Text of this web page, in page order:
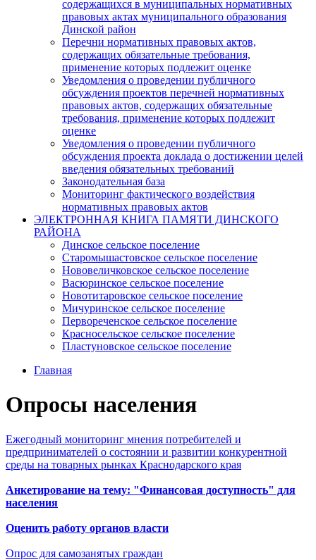
содержащихся в муниципальных нормативных
правовых актах муниципального образования
Динской район
Перечни нормативных правовых актов,
содержащих обязательные требования,
применение которых подлежит оценке
Уведомления о проведении публичного
обсуждения проектов перечней нормативных
правовых актов, содержащих обязательные
требования, применение которых подлежит
оценке
Уведомления о проведении публичного
обсуждения проекта доклада о достижении целей
введения обязательных требований
Законодательная база
Мониторинг фактического воздействия
нормативных правовых актов
ЭЛЕКТРОННАЯ КНИГА ПАМЯТИ ДИНСКОГО
РАЙОНА
Динское сельское поселение
Старомышастовское сельское поселение
Нововеличковское сельское поселение
Васюринское сельское поселение
Новотитаровское сельское поселение
Мичуринское сельское поселение
Первореченское сельское поселение
Красносельское сельское поселение
Пластуновское сельское поселение
Главная
Опросы населения
Ежегодный мониторинг мнения потребителей и
предпринимателей о состоянии и развитии конкурентной
среды на товарных рынках Краснодарского края
Анкетирование на тему: "Финансовая доступность" для
населения
Оценить работу органов власти
Опрос для самозанятых граждан